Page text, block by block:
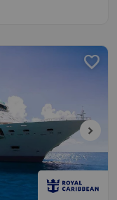
favorite
chevron_right